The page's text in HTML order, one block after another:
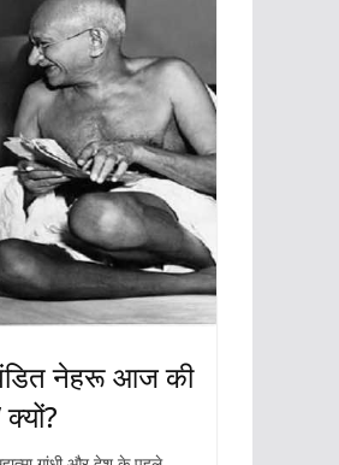
पंडित नेहरू आज की
क्यों?